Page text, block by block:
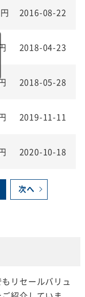
2016-08-22
2018-04-23
2018-05-28
2019-11-11
2020-10-18
次へ
リセールバリュ